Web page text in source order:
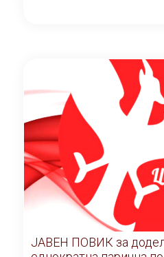
ЈАВЕН ПОВИК за доделување на